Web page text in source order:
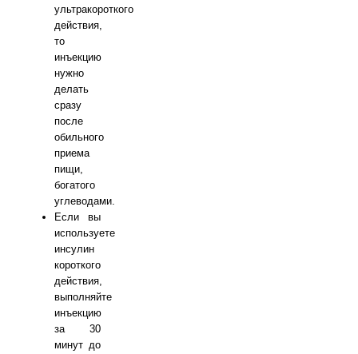
ультракороткого
действия,
то
инъекцию
нужно
делать
сразу
после
обильного
приема
пищи,
богатого
углеводами.
Если вы
используете
инсулин
короткого
действия,
выполняйте
инъекцию
за 30
минут до